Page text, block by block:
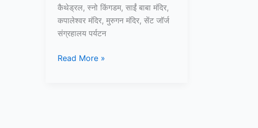
कैथेड्रल, स्नो किंगडम, साईं बाबा मंदिर,
कपालेश्वर मंदिर, मुरुगन मंदिर, सेंट जॉर्ज
संग्रहालय पर्यटन
10+
Read More »